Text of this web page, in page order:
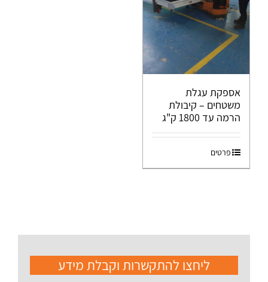
אספקת עגלת
משטחים – קיבולת
הרמה עד 1800 ק"ג
פרטים
ליחצו להתקשרות וקבלת מידע